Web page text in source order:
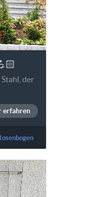
der
erfahren